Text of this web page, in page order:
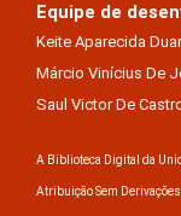
Equipe de
Keite Aparecida
Márcio Vinícius De
Saul Victor De
A Biblioteca Digital da
Atribuição Sem